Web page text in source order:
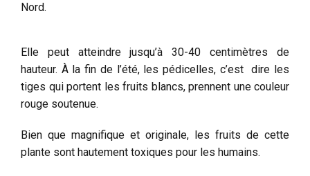
Nord.
Elle peut atteindre jusqu’à 30-40 centimètres de
hauteur. À la fin de l’été, les pédicelles, c’est dire les
tiges qui portent les fruits blancs, prennent une couleur
rouge soutenue.
Bien que magnifique et originale, les fruits de cette
plante sont hautement toxiques pour les humains.